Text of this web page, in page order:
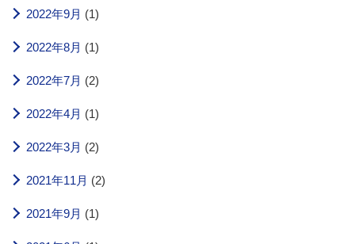
2022年9月 (1)
2022年8月 (1)
2022年7月 (2)
2022年4月 (1)
2022年3月 (2)
2021年11月 (2)
2021年9月 (1)